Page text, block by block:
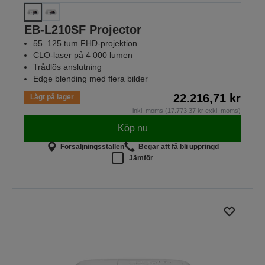
EB-L210SF Projector
55–125 tum FHD-projektion
CLO-laser på 4 000 lumen
Trådlös anslutning
Edge blending med flera bilder
Lågt på lager 22.216,71 kr
inkl. moms (17.773,37 kr exkl. moms)
Köp nu
Försäljningsställen
Begär att få bli uppringd
Jämför